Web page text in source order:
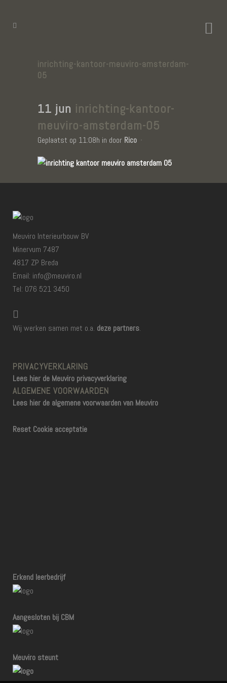
inrichting-kantoor-meuviro-amsterdam-
05
11 jun inrichting-kantoor-
meuviro-amsterdam-05
Geplaatst op 11:08h in door Rico
Meuviro Interieurbouw BV
Minervum 7487
4817 ZP Breda
Email: info@meuviro.nl
Tel: 076 521 3450
Wij werken samen met o.a. deze partners.
PRIVACYVERKLARING
Lees hier de Meuviro privacyverklaring
ALGEMENE VOORWAARDEN
Lees hier de algemene voorwaarden van Meuviro
Reset Cookie acceptatie
Erkend leerbedrijf
Aangesloten bij CBM
Meuviro steunt